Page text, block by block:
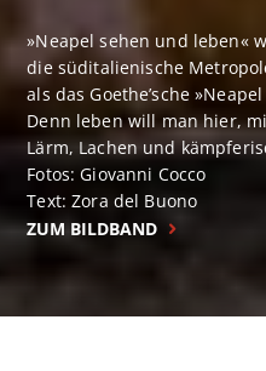
»Neapel sehen und leben«
die süditalienische
als das Goethe’sche
Denn leben will man hier,
Lärm, Lachen und
Fotos: Giovanni Cocco
Text: Zora del Buono
ZUM BILDBAND